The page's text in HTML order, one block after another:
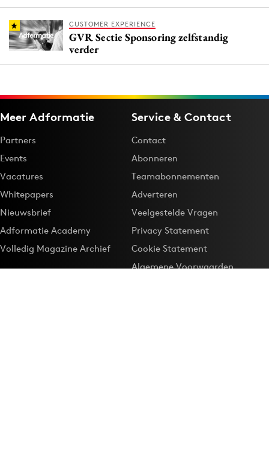
CUSTOMER EXPERIENCE
GVR Sectie Sponsoring zelfstandig
verder
Meer Adformatie
Partners
Events
Vacatures
Whitepapers
Nieuwsbrief
Adformatie Academy
Volledig Magazine Archief
Service & Contact
Contact
Abonneren
Teamabonnementen
Adverteren
Veelgestelde Vragen
Privacy Statement
Cookie Statement
Algemene Voorwaarden